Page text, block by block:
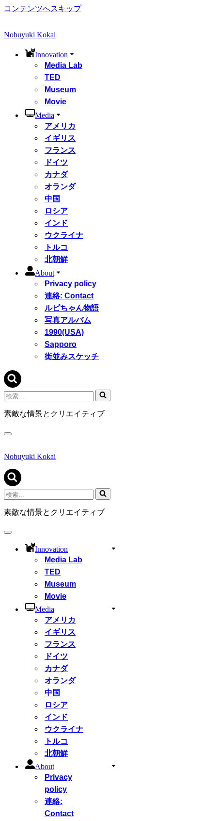
コンテンツへスキップ
Nobuyuki Kokai
Innovation
Media Lab
TED
Museum
Movie
Media
アメリカ
イギリス
フランス
ドイツ
カナダ
オランダ
中国
ロシア
インド
ウクライナ
トルコ
北朝鮮
About
Privacy policy
連絡: Contact
ルピちゃん物語
写真アルバム
1990(USA)
Sapporo
街並みスケッチ
検
索...
素敵な情景とクリエイティブ
ナ
ゲ
シ
ョ
ン
メ
ニ
ュ
Nobuyuki Kokai
検
索...
素敵な情景とクリエイティブ
ナ
Innovation
Media Lab
TED
Museum
Movie
Media
アメリカ
イギリス
フランス
ドイツ
カナダ
オランダ
中国
ロシア
インド
ウクライナ
トルコ
北朝鮮
About
Privacy
policy
連絡:
Contact